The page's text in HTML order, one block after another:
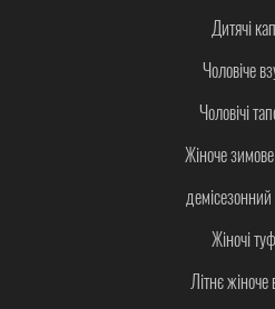
Дитячі
Чоловіче
Чоловічі
Жіноче
демісезонний
Жіночі
Літнє жіноче